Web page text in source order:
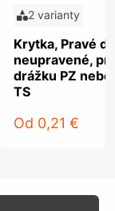
2 varianty
Krytka, Pravé
neupravené,
drážku PZ
TS
Od 0,21 €